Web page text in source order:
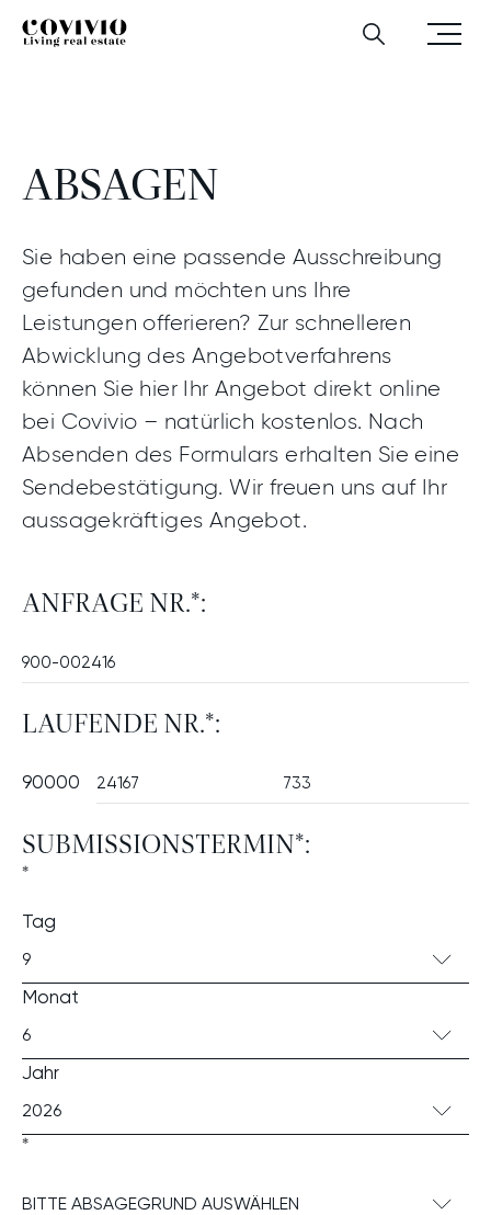
Menü
öffnen
Suchen
CovivioGeschäfts­partner:innen
ABSAGEN
Sie haben eine passende Ausschreibung
gefunden und möchten uns Ihre
Leistungen offerieren? Zur schnelleren
Abwicklung des Angebotverfahrens
können Sie hier Ihr Angebot direkt online
bei Covivio – natürlich kostenlos. Nach
Absenden des Formulars erhalten Sie eine
Sendebestätigung. Wir freuen uns auf Ihr
aussagekräftiges Angebot.
ANFRAGE NR.*:
LAUFENDE NR.*:
90000
SUBMISSIONSTERMIN*:
*
Tag
9
Monat
6
Jahr
2026
*
BITTE ABSAGEGRUND AUSWÄHLEN